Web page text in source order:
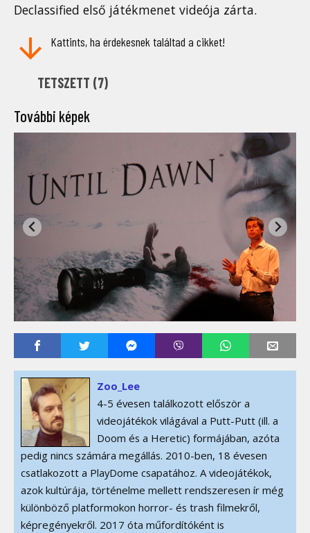
Declassified első játékmenet videója zárta.
Kattints, ha érdekesnek találtad a cikket!
TETSZETT (7)
További képek
Zoo_Lee
4-5 évesen találkozott először a
videojátékok világával a Putt-Putt (ill. a
Doom és a Heretic) formájában, azóta
pedig nincs számára megállás. 2010-ben, 18 évesen
csatlakozott a PlayDome csapatához. A videojátékok,
azok kultúrája, történelme mellett rendszeresen ír még
különböző platformokon horror- és trash filmekről,
képregényekről. 2017 óta műfordítóként is